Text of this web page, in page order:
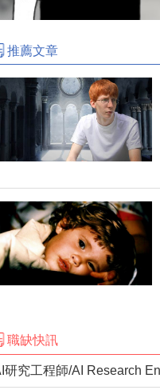
推薦文章
職缺快訊
研究工程師/AI Research